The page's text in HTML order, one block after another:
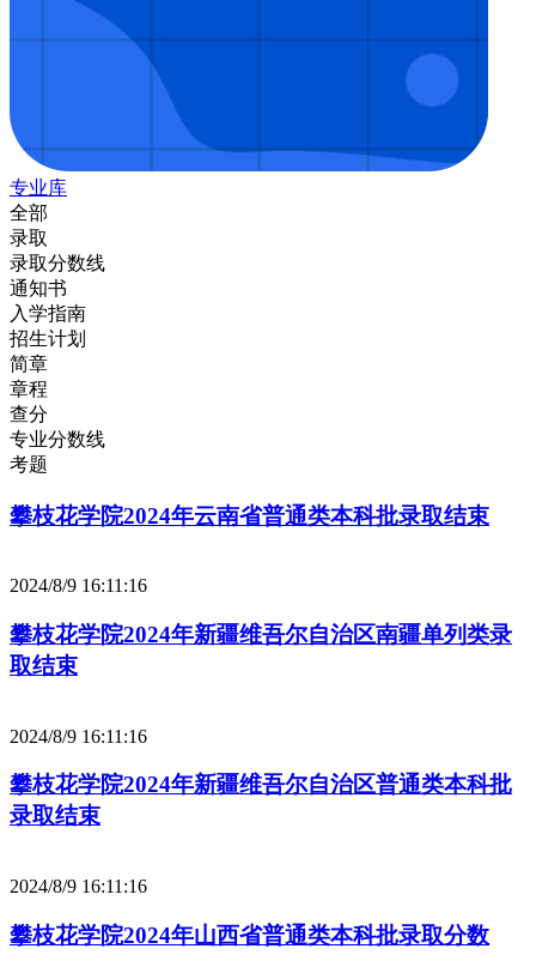
专业库
全部
录取
录取分数线
通知书
入学指南
招生计划
简章
章程
查分
专业分数线
考题
攀枝花学院2024年云南省普通类本科批录取结束
2024/8/9 16:11:16
攀枝花学院2024年新疆维吾尔自治区南疆单列类录
取结束
2024/8/9 16:11:16
攀枝花学院2024年新疆维吾尔自治区普通类本科批
录取结束
2024/8/9 16:11:16
攀枝花学院2024年山西省普通类本科批录取分数